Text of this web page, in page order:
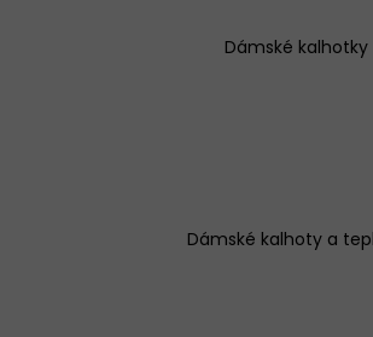
Dámské kalhotky
Dámské kalhoty a
BAVLNĚNÉ KALHOTKY